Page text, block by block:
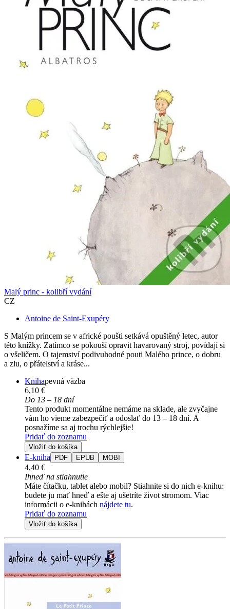
Malý princ - kolibří vydání
CZ
Antoine de Saint-Exupéry
S Malým princem se v africké poušti setkává opuštěný letec, autor
této knížky. Zatímco se pokouší opravit havarovaný stroj, povídají si
o všeličem. O tajemství podivuhodné pouti Malého prince, o dobru
a zlu, o přátelství a kráse...
Knihapevná väzba
6,10 €
Do 13 – 18 dní
Tento produkt momentálne nemáme na sklade, ale zvyčajne
vám ho vieme zabezpečiť a odoslať do 13 – 18 dní. A
posnažíme sa aj trochu rýchlejšie!
Pridať do zoznamu
Vložiť do košíka
E-kniha PDF EPUB MOBI
4,40 €
Ihneď na stiahnutie
Máte čítačku, tablet alebo mobil? Stiahnite si do nich e-knihu:
budete ju mať hneď a ešte aj ušetríte život stromom. Viac
informácii o e-knihách nájdete tu.
Pridať do zoznamu
Vložiť do košíka